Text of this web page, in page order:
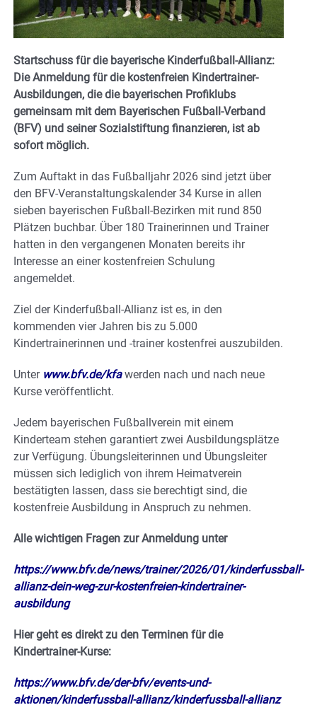
Startschuss für die bayerische Kinderfußball-Allianz:
Die Anmeldung für die kostenfreien Kindertrainer-
Ausbildungen, die die bayerischen Profiklubs
gemeinsam mit dem Bayerischen Fußball-Verband
(BFV) und seiner Sozialstiftung finanzieren, ist ab
sofort möglich.
Zum Auftakt in das Fußballjahr 2026 sind jetzt über
den BFV-Veranstaltungskalender 34 Kurse in allen
sieben bayerischen Fußball-Bezirken mit rund 850
Plätzen buchbar. Über 180 Trainerinnen und Trainer
hatten in den vergangenen Monaten bereits ihr
Interesse an einer kostenfreien Schulung
angemeldet.
Ziel der Kinderfußball-Allianz ist es, in den
kommenden vier Jahren bis zu 5.000
Kindertrainerinnen und -trainer kostenfrei auszubilden.
Unter www.bfv.de/kfa werden nach und nach neue
Kurse veröffentlicht.
Jedem bayerischen Fußballverein mit einem
Kinderteam stehen garantiert zwei Ausbildungsplätze
zur Verfügung. Übungsleiterinnen und Übungsleiter
müssen sich lediglich von ihrem Heimatverein
bestätigten lassen, dass sie berechtigt sind, die
kostenfreie Ausbildung in Anspruch zu nehmen.
Alle wichtigen Fragen zur Anmeldung unter
https://www.bfv.de/news/trainer/2026/01/kinderfussball-
allianz-dein-weg-zur-kostenfreien-kindertrainer-
ausbildung
Hier geht es direkt zu den Terminen für die
Kindertrainer-Kurse:
https://www.bfv.de/der-bfv/events-und-
aktionen/kinderfussball-allianz/kinderfussball-allianz